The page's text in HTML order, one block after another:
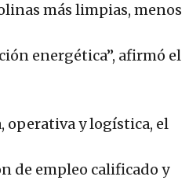
más limpias, menos
energética”, afirmó el
operativa y logística, el
de empleo calificado y